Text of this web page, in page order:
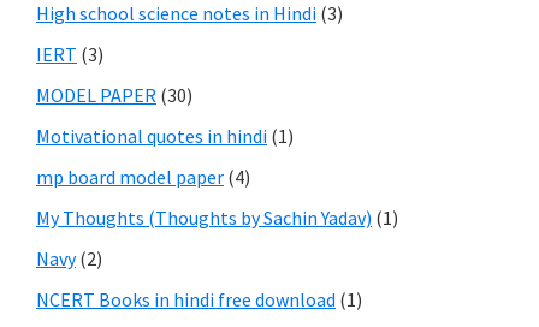
High school science notes in Hindi (3)
IERT (3)
MODEL PAPER (30)
Motivational quotes in hindi (1)
mp board model paper (4)
My Thoughts (Thoughts by Sachin Yadav) (1)
Navy(2)
NCERT Books in hindi free download (1)